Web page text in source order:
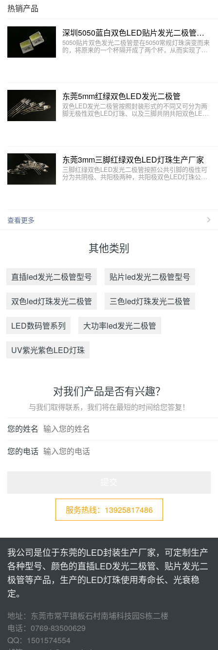
热销产品
深圳5050蓝白双色LED贴片发光二极管厂家
5050贴片双色发光二极管是在5050常规灯珠演变而来
的，将原来的一个杯隔开成了两个杯，从而实现了不
东莞5mm红绿双色LED发光二极管
双色LED发光二极管按照封装形式的不同又可分为两
脚无极性双色LED灯珠、以及三脚共阴共阳双色LED
东莞3mm三脚红绿双色LED灯珠生产厂家
三脚红绿双色LED发光二极管按照公共引脚的极性可
分为共阴极、共阳极两种，共阳极双色LED灯珠公共
查看更多
其他类别
直插led发光二极管型号 贴片led发光二极管型号
双色led灯珠发光二极管 三色led灯珠发光二极管
LED数码管系列 大功率led发光二极管
UV紫光紫色LED灯珠
对我们产品是否有兴趣？
与我们取得联系，我们将在最短的时间给您答复！
您的姓名
您的电话
服务热线：13925817486
我公司是位于东莞的LED封装生产厂家，可定制生产
各种型号、颜色的直插LED发光二极管、贴片发光二
极管等产品，生产的LED灯珠使用寿命长、光衰稳
定。
地址：东莞市常平镇板石村南埔科技园S栋二楼
电话：0769-83500629
QQ：1501574554